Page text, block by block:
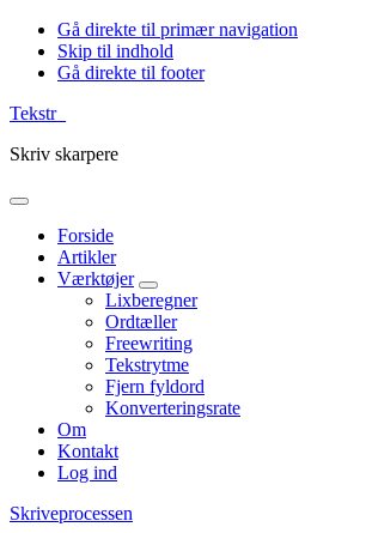
Gå direkte til primær navigation
Skip til indhold
Gå direkte til footer
Tekstr_
Skriv skarpere
Forside
Artikler
Værktøjer
Lixberegner
Ordtæller
Freewriting
Tekstrytme
Fjern fyldord
Konverteringsrate
Om
Kontakt
Log ind
Skriveprocessen